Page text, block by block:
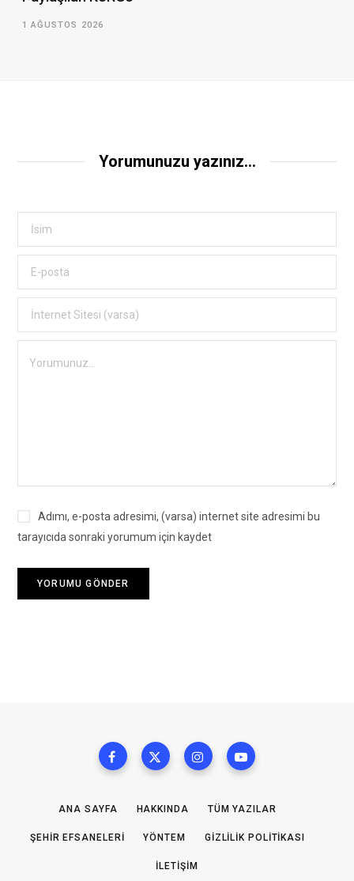
1 AĞUSTOS 2026
Yorumunuzu yazınız...
Adımı, e-posta adresimi, (varsa) internet site adresimi bu
tarayıcıda sonraki yorumum için kaydet
ANA SAYFA HAKKINDA TÜM YAZILAR
ŞEHIR EFSANELERI YÖNTEM GIZLILIK POLITIKASI
İLETIŞIM